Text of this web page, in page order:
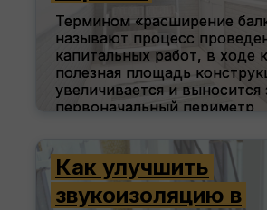
Термином «расширение
называют процесс
капитальных работ, в ходе
полезная площадь
увеличивается и выносится
первоначальный периметр
2026-07-07
Как улучшить
звукоизоляцию в